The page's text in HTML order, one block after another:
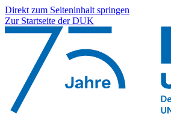
Direkt zum Seiteninhalt springen
Zur Startseite der DUK